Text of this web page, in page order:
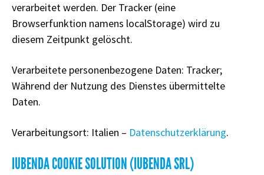
verarbeitet werden. Der Tracker (eine
Browserfunktion namens localStorage) wird zu
diesem Zeitpunkt gelöscht.
Verarbeitete personenbezogene Daten: Tracker;
Während der Nutzung des Dienstes übermittelte
Daten.
Verarbeitungsort: Italien – Datenschutzerklärung.
IUBENDA COOKIE SOLUTION (IUBENDA SRL)